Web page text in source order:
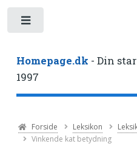
Homepage.dk - Din
1997
Forside Leksikon
Vinkende kat betydning